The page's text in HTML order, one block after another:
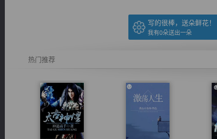
写的很棒，送朵鲜花！
我有0朵送出一朵
热门推荐